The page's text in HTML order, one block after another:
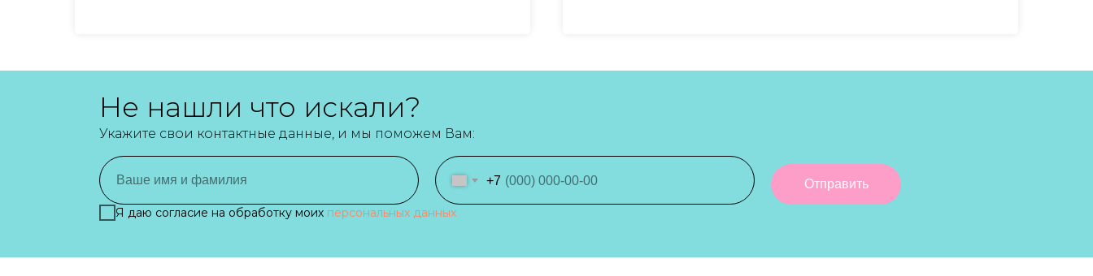
+7
Я даю согласие на обработку моих персональных данных
Отправить
Не нашли что искали?
Укажите свои контактные данные, и мы поможем Вам: